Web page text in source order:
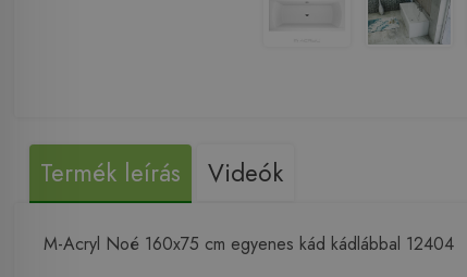
Termék leírás Videók
M-Acryl Noé 160x75 cm egyenes kád kádlábbal 12404